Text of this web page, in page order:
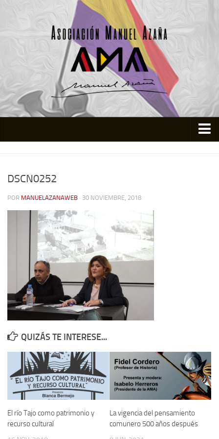
Actividades
Colabora
Contacto
Memoria Histórica
Investigación previa de la represión en Talavera de la Reina (1937-
1947).
Informe Represión en Toledo 1936-1947 | Buscador
Informe de la fosa de abril de 1939 de Tembleque
Personajes republicanos
Izquierda Republicana. Agrupaciones y Militantes (1934-1939)
Izquierda Republicana. Navarra
Izquierda Republicana. Galicia
Textos esenciales del republicanismo
DSCN0252
POR MANUELAZANAWEB · 30 NOVIEMBRE, 2018
QUIZÁS TE INTERESE...
El río Tajo como patrimonio y
recurso cultural
La vigencia del pensamiento
comunero 500 años después